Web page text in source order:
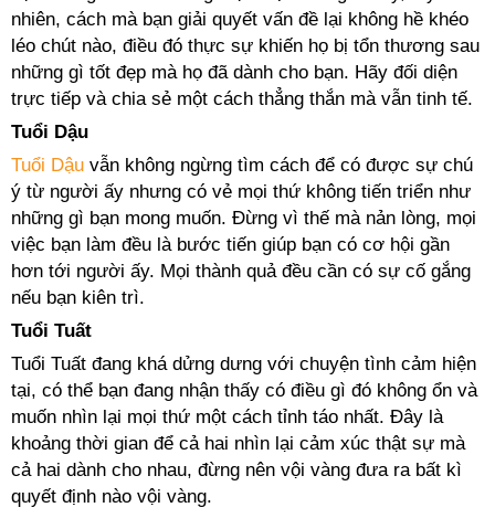
nhiên, cách mà bạn giải quyết vấn đề lại không hề khéo
léo chút nào, điều đó thực sự khiến họ bị tổn thương sau
những gì tốt đẹp mà họ đã dành cho bạn. Hãy đối diện
trực tiếp và chia sẻ một cách thẳng thắn mà vẫn tinh tế.
Tuổi Dậu
Tuổi Dậu vẫn không ngừng tìm cách để có được sự chú
ý từ người ấy nhưng có vẻ mọi thứ không tiến triển như
những gì bạn mong muốn. Đừng vì thế mà nản lòng, mọi
việc bạn làm đều là bước tiến giúp bạn có cơ hội gần
hơn tới người ấy. Mọi thành quả đều cần có sự cố gắng
nếu bạn kiên trì.
Tuổi Tuất
Tuổi Tuất đang khá dửng dưng với chuyện tình cảm hiện
tại, có thể bạn đang nhận thấy có điều gì đó không ổn và
muốn nhìn lại mọi thứ một cách tỉnh táo nhất. Đây là
khoảng thời gian để cả hai nhìn lại cảm xúc thật sự mà
cả hai dành cho nhau, đừng nên vội vàng đưa ra bất kì
quyết định nào vội vàng.